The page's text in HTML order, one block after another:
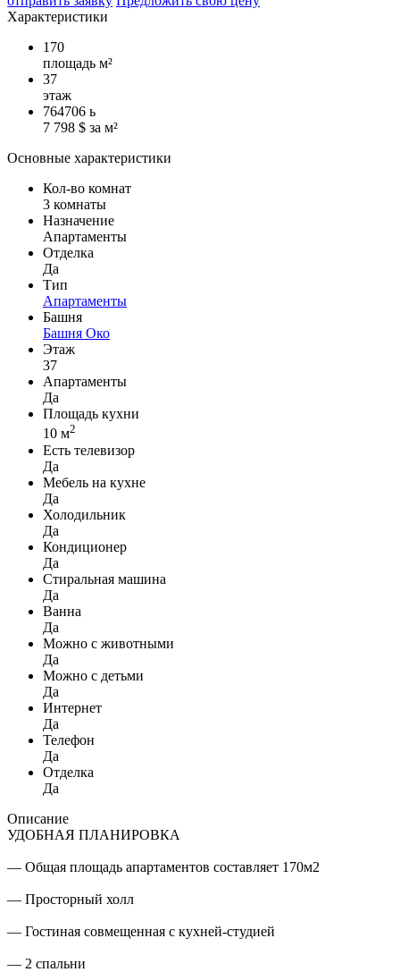
Характеристики
170
площадь м²
37
этаж
764706 ь
7 798 $ за м²
Основные характеристики
Кол-во комнат
3 комнаты
Назначение
Апартаменты
Отделка
Да
Тип
Апартаменты
Башня
Башня Око
Этаж
37
Апартаменты
Да
Площадь кухни
10 м2
Есть телевизор
Да
Мебель на кухне
Да
Холодильник
Да
Кондиционер
Да
Стиральная машина
Да
Ванна
Да
Можно с животными
Да
Можно с детьми
Да
Интернет
Да
Телефон
Да
Отделка
Да
Описание
УДОБНАЯ ПЛАНИРОВКА
— Общая площадь апартаментов составляет 170м2
— Просторный холл
— Гостиная совмещенная с кухней-студией
— 2 спальни